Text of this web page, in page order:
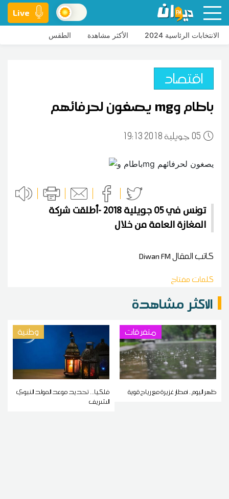
Live
الانتخابات الرئاسية 2024 الأكثر مشاهدة الطقس
اقتصاد
باطام وmg يصغون لحرفائهم
0519:13 2018 جويلية
تونس في 05 جويلية 2018 -أطلقت شركة
المغازة العامة من خلال
كاتب المقالDiwan FM
كلمات مفتاح
الاكثر مشاهدة
متفرقات
ظهر اليوم.. أمطار غزيرة مع رياح قوية
وطنية
فلكيا... تحديد موعد المولد النبوي
الشريف